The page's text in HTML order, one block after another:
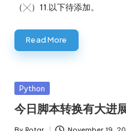
（╳）11.以下待添加。
Read More
Posted
Python
今日脚本转换有大进